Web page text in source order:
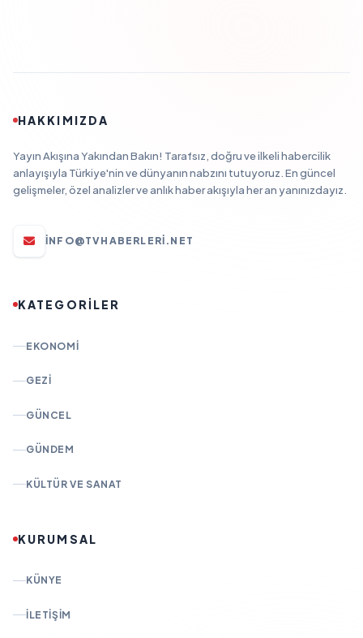
HAKKIMIZDA
Yayın Akışına Yakından Bakın! Tarafsız, doğru ve ilkeli habercilik
anlayışıyla Türkiye'nin ve dünyanın nabzını tutuyoruz. En güncel
gelişmeler, özel analizler ve anlık haber akışıyla her an yanınızdayız.
INFO@TVHABERLERI.NET
KATEGORİLER
EKONOMI
GEZI
GÜNCEL
GÜNDEM
KÜLTÜR VE SANAT
KURUMSAL
KÜNYE
İLETIŞIM